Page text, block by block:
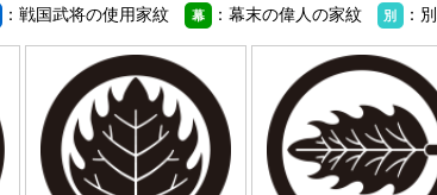
：戦国武将の使用家紋 幕 ：幕末の偉人の家紋 別 ：